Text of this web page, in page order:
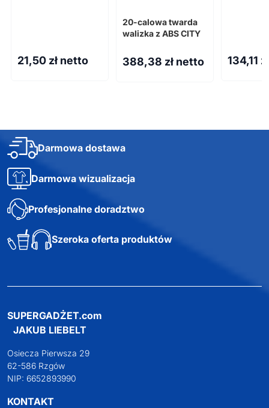
21,50 zł netto
20-calowa twarda
walizka z ABS CITY
388,38 zł netto 134,11
Darmowa dostawa
Darmowa wizualizacja
Profesjonalne doradztwo
Szeroka oferta produktów
SUPERGADŻET.com
JAKUB LIEBELT
Osiecza Pierwsza 29
62-586 Rzgów
NIP: 6652893990
KONTAKT